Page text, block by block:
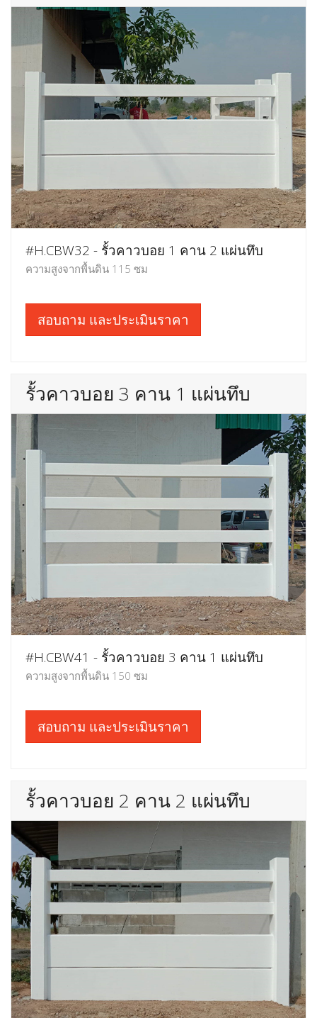
#H.CBW32 - รั้วคาวบอย 1 คาน 2 แผ่นทึบ
ความสูงจากพื้นดิน 115 ซม
สอบถาม และประเมินราคา
รั้วคาวบอย 3 คาน 1 แผ่นทึบ
#H.CBW41 - รั้วคาวบอย 3 คาน 1 แผ่นทึบ
ความสูงจากพื้นดิน 150 ซม
สอบถาม และประเมินราคา
รั้วคาวบอย 2 คาน 2 แผ่นทึบ